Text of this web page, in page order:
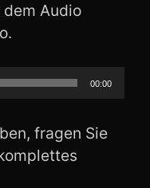
Audio
00:00
fragen Sie